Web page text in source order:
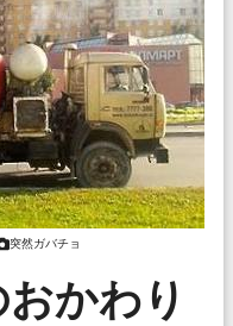
突然ガバチョ
かわり